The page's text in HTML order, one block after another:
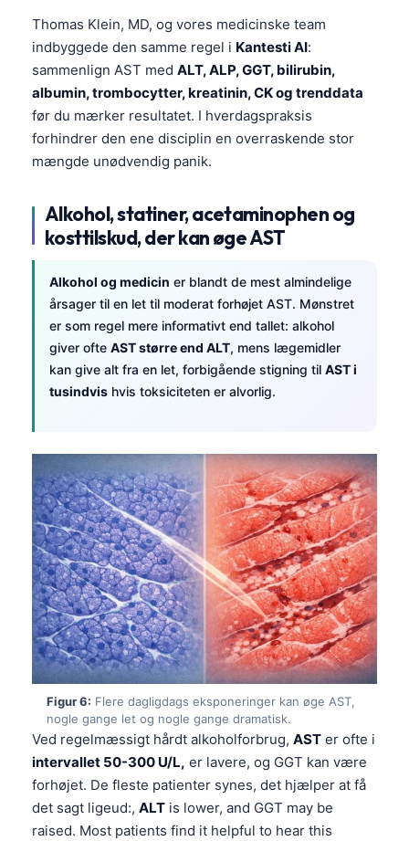
Thomas Klein, MD, og vores medicinske team
indbyggede den samme regel i Kantesti AI:
sammenlign AST med ALT, ALP, GGT, bilirubin,
albumin, trombocytter, kreatinin, CK og trenddata
før du mærker resultatet. I hverdagspraksis
forhindrer den ene disciplin en overraskende stor
mængde unødvendig panik.
Alkohol, statiner, acetaminophen og
kosttilskud, der kan øge AST
Alkohol og medicin er blandt de mest almindelige
årsager til en let til moderat forhøjet AST. Mønstret
er som regel mere informativt end tallet: alkohol
giver ofte AST større end ALT, mens lægemidler
kan give alt fra en let, forbigående stigning til AST i
tusindvis hvis toksiciteten er alvorlig.
Figur 6: Flere dagligdags eksponeringer kan øge AST,
nogle gange let og nogle gange dramatisk.
Ved regelmæssigt hårdt alkoholforbrug, AST er ofte i
intervallet 50-300 U/L, er lavere, og GGT kan være
forhøjet. De fleste patienter synes, det hjælper at få
det sagt ligeud:, ALT is lower, and GGT may be
raised. Most patients find it helpful to hear this
Galego
Latviešu valoda
Македонски јазик
Euskara
Gàidhlig
Occitan
العربية المغربية
Afrikaans
Монгол
ພາສາລາວ
Basa Jawa
Cebuano
ئۇيغۇرچە
Беларуская мова
Esperanto
Frysk
Ślōnskŏ gŏdka
Norsk bokmål